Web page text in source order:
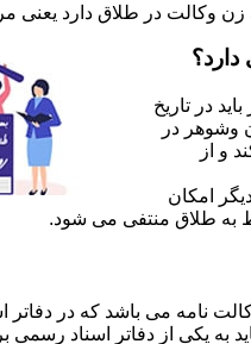
زن وکالت در طلاق دارد یعنی
در تاریخ
وشوهر در
و از
امکان
به طلاق منتفی می شود.
می باشد که در دفاتر
یکی از دفاتر اسناد رسمی